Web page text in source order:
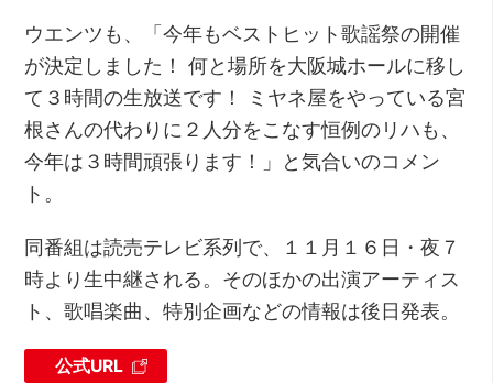
ウエンツも、「今年もベストヒット歌謡祭の開催
が決定しました！ 何と場所を大阪城ホールに移し
て３時間の生放送です！ ミヤネ屋をやっている宮
根さんの代わりに２人分をこなす恒例のリハも、
今年は３時間頑張ります！」と気合いのコメン
ト。
同番組は読売テレビ系列で、１１月１６日・夜７
時より生中継される。そのほかの出演アーティス
ト、歌唱楽曲、特別企画などの情報は後日発表。
公式URL